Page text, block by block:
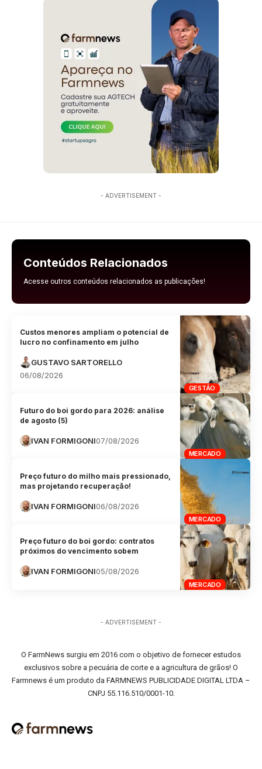
- ADVERTISEMENT -
Conteúdos Relacionados
Acesse outros conteúdos relacionados as publicações!
GESTÃO
Custos menores ampliam o potencial de
lucro no confinamento em julho
GUSTAVO SARTORELLO
06/08/2026
MERCADO
Futuro do boi gordo para 2026: análise
de agosto (5)
IVAN FORMIGONI07/08/2026
MERCADO
Preço futuro do milho mais pressionado,
mas projetando recuperação!
IVAN FORMIGONI06/08/2026
MERCADO
Preço futuro do boi gordo: contratos
próximos do vencimento sobem
IVAN FORMIGONI05/08/2026
- ADVERTISEMENT -
O FarmNews surgiu em 2016 com o objetivo de fornecer estudos
exclusivos sobre a pecuária de corte e a agricultura de grãos! O
Farmnews é um produto da FARMNEWS PUBLICIDADE DIGITAL LTDA –
CNPJ 55.116.510/0001-10.